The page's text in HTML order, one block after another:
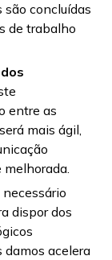
concluídas
de trabalho
entre as
mais ágil,
dispor dos
damos acelera